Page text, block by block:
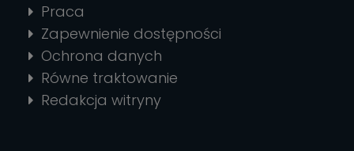
Praca
Zapewnienie dostępności
Ochrona danych
Równe traktowanie
Redakcja witryny